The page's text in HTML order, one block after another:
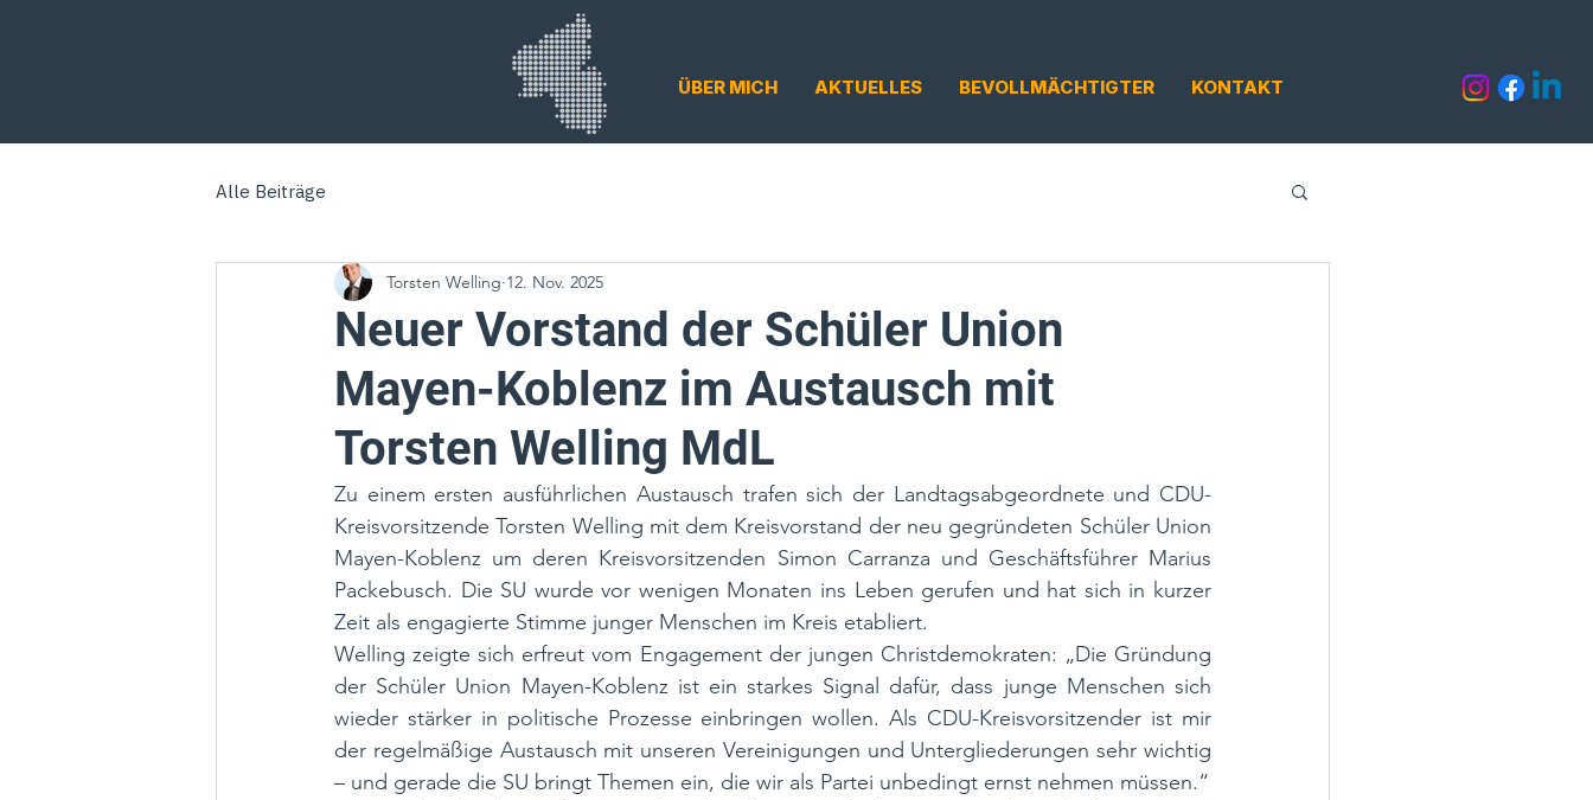
ÜBER MICH AKTUELLES BEVOLLMÄCHTIGTER KONTAKT
Alle Beiträge
Neuer Vorstand der Schüler Union
Mayen-Koblenz im Austausch mit
Torsten Welling MdL
Torsten Welling 12. Nov. 2025
Zu einem ersten ausführlichen Austausch trafen sich der Landtagsabgeordnete und CDU-
Kreisvorsitzende Torsten Welling mit dem Kreisvorstand der neu gegründeten Schüler Union
Mayen-Koblenz um deren Kreisvorsitzenden Simon Carranza und Geschäftsführer Marius
Packebusch. Die SU wurde vor wenigen Monaten ins Leben gerufen und hat sich in kurzer
Zeit als engagierte Stimme junger Menschen im Kreis etabliert.
Welling zeigte sich erfreut vom Engagement der jungen Christdemokraten: „Die Gründung
der Schüler Union Mayen-Koblenz ist ein starkes Signal dafür, dass junge Menschen sich
wieder stärker in politische Prozesse einbringen wollen. Als CDU-Kreisvorsitzender ist mir
der regelmäßige Austausch mit unseren Vereinigungen und Untergliederungen sehr wichtig
– und gerade die SU bringt Themen ein, die wir als Partei unbedingt ernst nehmen müssen.“